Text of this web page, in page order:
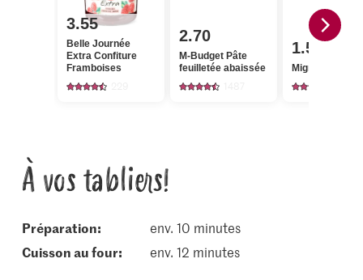
3.55
Belle Journée
Extra Confiture
Framboises
2.70
M-Budget Pâte
feuilletée abaissée
1.50
Migros Sucre
À vos tabliers!
Préparation:
env. 10 minutes
cuisson au four:
env. 12 minutes